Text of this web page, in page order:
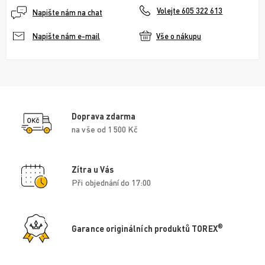
Napište nám na chat Volejte 605 322 613
Napište nám e-mail Vše o nákupu
Doprava zdarma
na vše od 1 500 Kč
Zítra u Vás
Při objednání do 17:00
Garance originálních produktů TOREX®